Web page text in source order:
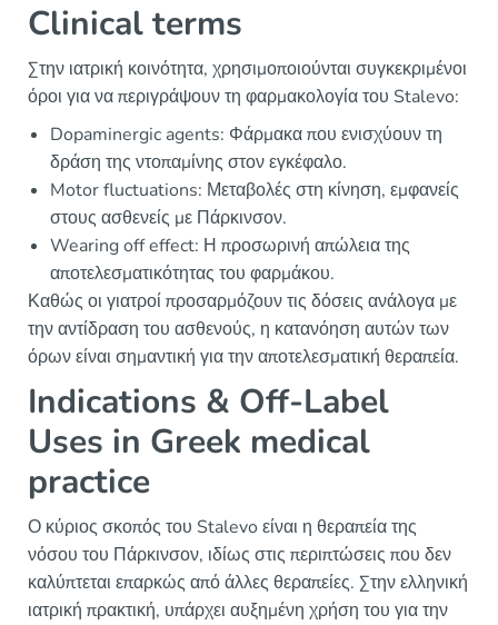
Clinical terms
Στην ιατρική κοινότητα, χρησιμοποιούνται συγκεκριμένοι
όροι για να περιγράψουν τη φαρμακολογία του Stalevo:
Dopaminergic agents: Φάρμακα που ενισχύουν τη
δράση της ντοπαμίνης στον εγκέφαλο.
Motor fluctuations: Μεταβολές στη κίνηση, εμφανείς
στους ασθενείς με Πάρκινσον.
Wearing off effect: Η προσωρινή απώλεια της
αποτελεσματικότητας του φαρμάκου.
Καθώς οι γιατροί προσαρμόζουν τις δόσεις ανάλογα με
την αντίδραση του ασθενούς, η κατανόηση αυτών των
όρων είναι σημαντική για την αποτελεσματική θεραπεία.
Indications & Off-Label
Uses in Greek medical
practice
Ο κύριος σκοπός του Stalevo είναι η θεραπεία της
νόσου του Πάρκινσον, ιδίως στις περιπτώσεις που δεν
καλύπτεται επαρκώς από άλλες θεραπείες. Στην ελληνική
ιατρική πρακτική, υπάρχει αυξημένη χρήση του για την